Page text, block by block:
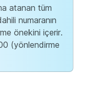
atanan tüm
numaranın
önekini içerir.
(yönlendirme